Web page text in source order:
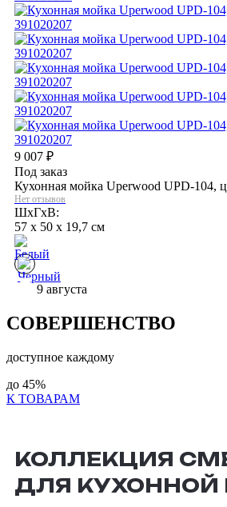
9 007 ₽
Под заказ
Кухонная мойка Uperwood UPD-104,
Нет отзывов
ШхГхВ:
57 x 50 x 19,7 см
9 августа
СОВЕРШЕНСТВО
доступное каждому
до 45%
К ТОВАРАМ
КОЛЛЕКЦИЯ
ДЛЯ